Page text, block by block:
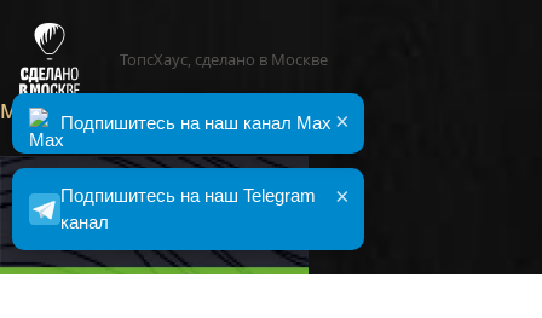
ТопсХаус, сделано в Москве
Малоэтажная Страна
×
Подпишитесь на наш Telegram
канал
×
Подпишитесь на наш канал Max